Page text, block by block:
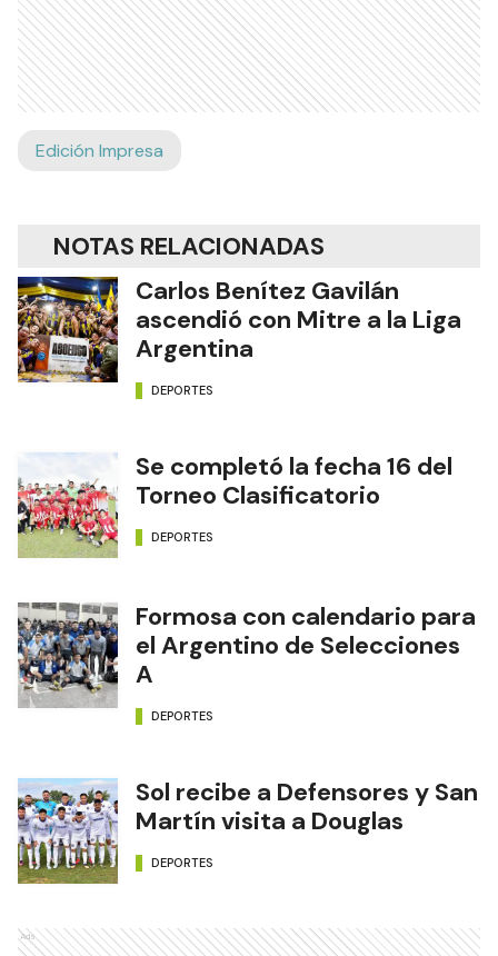
Edición Impresa
NOTAS RELACIONADAS
Carlos Benítez Gavilán
ascendió con Mitre a la Liga
Argentina
DEPORTES
Se completó la fecha 16 del
Torneo Clasificatorio
DEPORTES
Formosa con calendario para
el Argentino de Selecciones
A
DEPORTES
Sol recibe a Defensores y San
Martín visita a Douglas
DEPORTES
Ads